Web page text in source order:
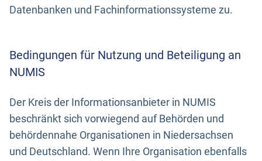
Datenbanken und Fachinformationssysteme zu.
Bedingungen für Nutzung und Beteiligung an
NUMIS
Der Kreis der Informationsanbieter in NUMIS
beschränkt sich vorwiegend auf Behörden und
behördennahe Organisationen in Niedersachsen
und Deutschland. Wenn Ihre Organisation ebenfalls